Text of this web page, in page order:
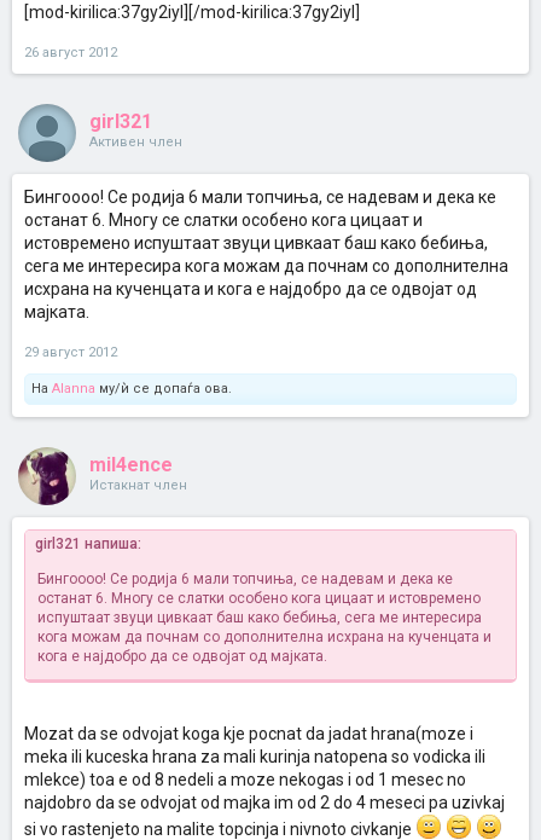
[mod-kirilica:37gy2iyl][/mod-kirilica:37gy2iyl]
26 август 2012
girl321
Активен член
Бингоооо! Се родија 6 мали топчиња, се надевам и дека ке
останат 6. Многу се слатки особено кога цицаат и
истовремено испуштаат звуци цивкаат баш како бебиња,
сега ме интересира кога можам да почнам со дополнителна
исхрана на кученцата и кога е најдобро да се одвојат од
мајката.
29 август 2012
На Alanna му/ѝ се допаѓа ова.
mil4ence
Истакнат член
girl321 напиша:
Бингоооо! Се родија 6 мали топчиња, се надевам и дека ке
останат 6. Многу се слатки особено кога цицаат и истовремено
испуштаат звуци цивкаат баш како бебиња, сега ме интересира
кога можам да почнам со дополнителна исхрана на кученцата и
кога е најдобро да се одвојат од мајката.
Mozat da se odvojat koga kje pocnat da jadat hrana(moze i
meka ili kuceska hrana za mali kurinja natopena so vodicka ili
mlekce) toa e od 8 nedeli a moze nekogas i od 1 mesec no
najdobro da se odvojat od majka im od 2 do 4 meseci pa uzivkaj
si vo rastenjeto na malite topcinja i nivnoto civkanje